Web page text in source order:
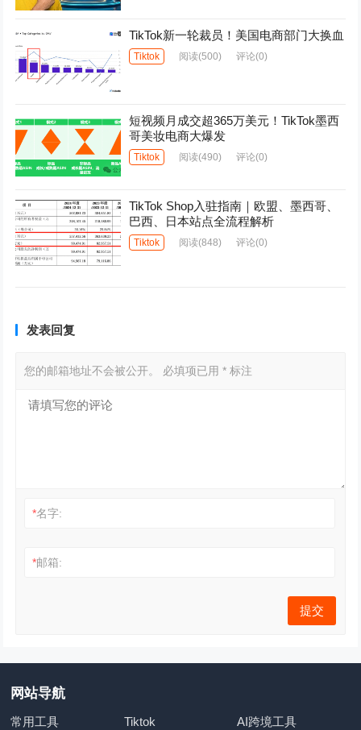
TikTok新一轮裁员！美国电商部门大换血
Tiktok 阅读(500) 评论(0)
短视频月成交超365万美元！TikTok墨西
哥美妆电商大爆发
Tiktok 阅读(490) 评论(0)
TikTok Shop入驻指南｜欧盟、墨西哥、
巴西、日本站点全流程解析
Tiktok 阅读(848) 评论(0)
发表回复
您的邮箱地址不会被公开。 必填项已用* 标注
*名字:
*邮箱:
网站导航
常用工具 Tiktok
AI跨境工具